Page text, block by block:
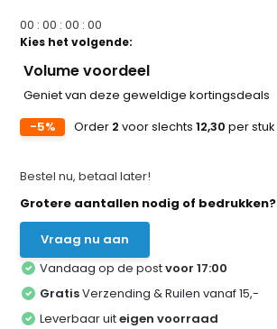
00 :00 :00 :00
Kies het volgende:
Volume voordeel
Geniet van deze geweldige kortingsdeals
-5%
Order 2 voor slechts12,30 per stuk
Bestel nu, betaal later!
Grotere aantallen nodig of bedrukken?
Vraag nu aan
Vandaag op de postvoor 17:00
GratisVerzending & Ruilen vanaf 15,-
Leverbaar uiteigen voorraad